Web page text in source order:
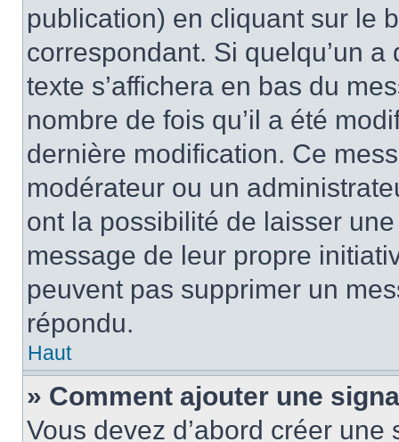
publication) en cliquant sur le
correspondant. Si quelqu’un
texte s’affichera en bas du
nombre de fois qu’il a été
dernière modification. Ce
modérateur ou un
ont la possibilité de laisser
message de leur propre
peuvent pas supprimer un
répondu.
Haut
» Comment ajouter une
Vous devez d’abord créer